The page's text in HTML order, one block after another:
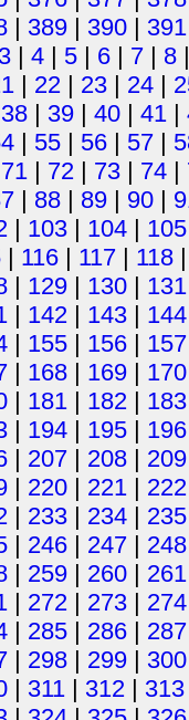
| 389 | 390 | 391
3 | 4 | 5 | 6 | 7 | 8
| 22 | 23 | 24 |
38 | 39 | 40 | 41 |
| 55 | 56 | 57 |
71 | 72 | 73 | 74 |
| 88 | 89 | 90 |
| 103 | 104 | 105
| 116 | 117 | 118
| 129 | 130 | 131
| 142 | 143 | 144
| 155 | 156 | 157
| 168 | 169 | 170
| 181 | 182 | 183
| 194 | 195 | 196
| 207 | 208 | 209
| 220 | 221 | 222
| 233 | 234 | 235
| 246 | 247 | 248
| 259 | 260 | 261
| 272 | 273 | 274
| 285 | 286 | 287
| 298 | 299 | 300
| 311 | 312 | 313